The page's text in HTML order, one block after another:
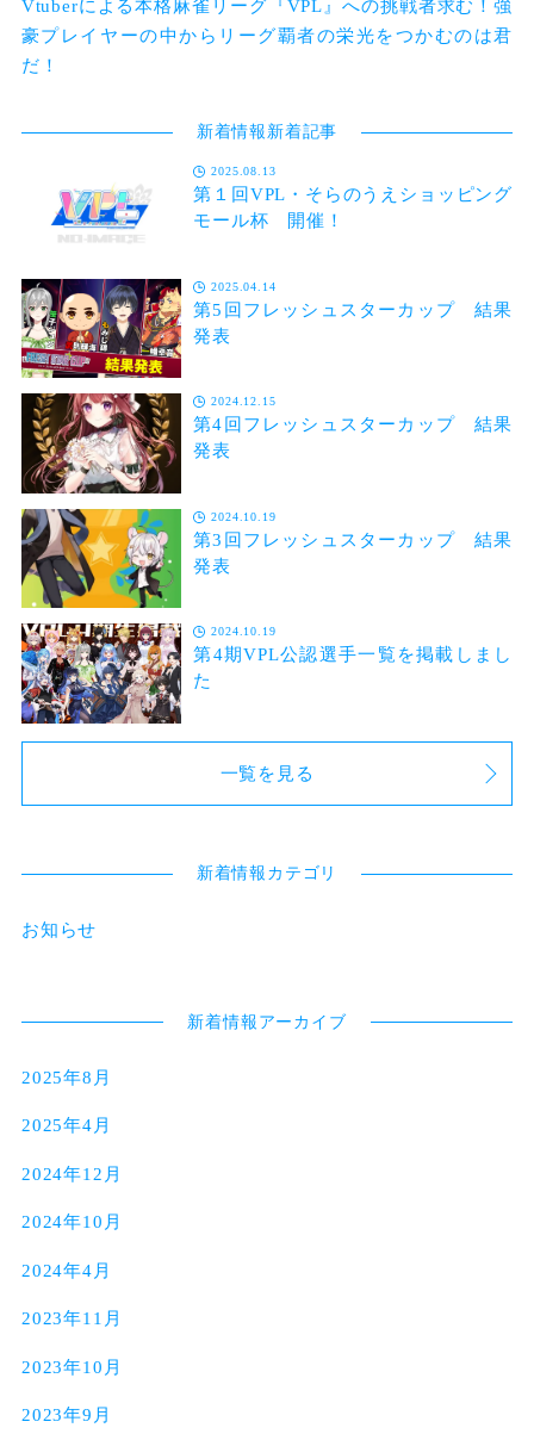
Vtuberによる本格麻雀リーグ『VPL』への挑戦者求む！強
豪プレイヤーの中からリーグ覇者の栄光をつかむのは君
だ！
新着情報新着記事
2025.08.13
第１回VPL・そらのうえショッピング
モール杯 開催！
2025.04.14
第5回フレッシュスターカップ 結果
発表
2024.12.15
第4回フレッシュスターカップ 結果
発表
2024.10.19
第3回フレッシュスターカップ 結果
発表
2024.10.19
第4期VPL公認選手一覧を掲載しまし
た
一覧を見る
新着情報カテゴリ
お知らせ
新着情報アーカイブ
2025年8月
2025年4月
2024年12月
2024年10月
2024年4月
2023年11月
2023年10月
2023年9月